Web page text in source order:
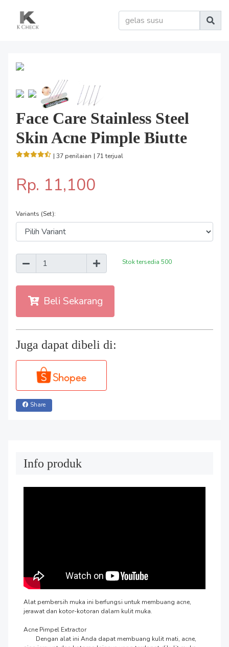
Face Care Stainless Steel
Skin Acne Pimple Biutte
| 37 penilaian | 71 terjual
Rp. 11,100
Variants (Set):
Stok tersedia 500
Beli Sekarang
Juga dapat dibeli di:
Share
Info produk
Alat pembersih muka ini berfungsi untuk membuang acne,
jerawat dan kotor-kotoran dalam kulit muka.
Acne Pimpel Extractor